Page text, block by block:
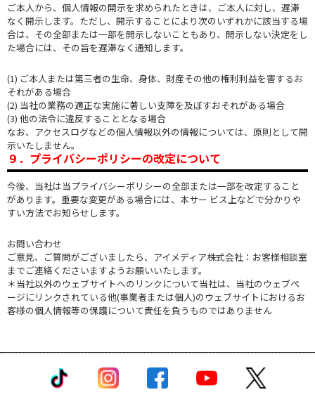
ご本人から、個人情報の開示を求められたときは、ご本人に対し、遅滞
なく開示します。ただし、開示することにより次のいずれかに該当する場
合は、その全部または一部を開示しないこともあり、開示しない決定をし
た場合には、その旨を遅滞なく通知します。
(1) ご本人または第三者の生命、身体、財産その他の権利利益を害するお
それがある場合
(2) 当社の業務の適正な実施に著しい支障を及ぼすおそれがある場合
(3) 他の法令に違反することとなる場合
なお、アクセスログなどの個人情報以外の情報については、原則として開
示いたしません。
９．プライバシーポリシーの改定について
今後、当社は当プライバシーポリシーの全部または一部を改定すること
があります。重要な変更がある場合には、本サー ビス上などで分かりや
すい方法でお知らせします。
お問い合わせ
ご意見、ご質問がございましたら、アイメディア株式会社：お客様相談室
までご連絡くださいますようお願いいたします。
＊当社以外のウェブサイトへのリンクについて当社は、当社のウェブペ
ージにリンクされている他(事業者または個人)のウェブサイトにおけるお
客様の個人情報等の保護について責任を負うものではありません